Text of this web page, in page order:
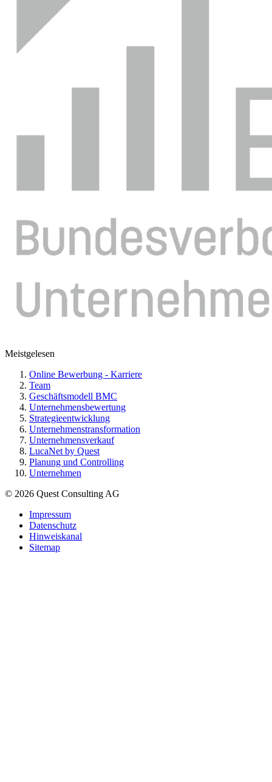
Meistgelesen
Online Bewerbung - Karriere
Team
Geschäftsmodell BMC
Unternehmensbewertung
Strategieentwicklung
Unternehmenstransformation
Unternehmensverkauf
LucaNet by Quest
Planung und Controlling
Unternehmen
© 2026 Quest Consulting AG
Impressum
Datenschutz
Hinweiskanal
Sitemap